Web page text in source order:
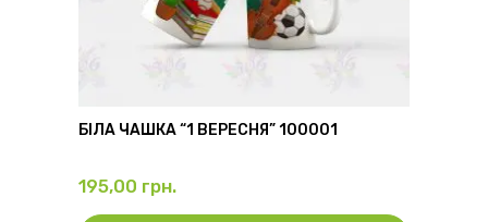
БІЛА ЧАШКА “1 ВЕРЕСНЯ” 100001
195,00 грн.